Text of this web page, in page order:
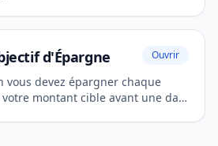
d'Épargne Ouvrir
vous devez épargner chaque
montant cible avant une date